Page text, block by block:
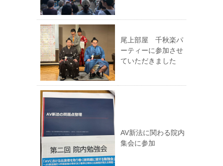
尾上部屋 千秋楽パ
ーティーに参加させ
ていただきました
AV新法に関わる院内
集会に参加